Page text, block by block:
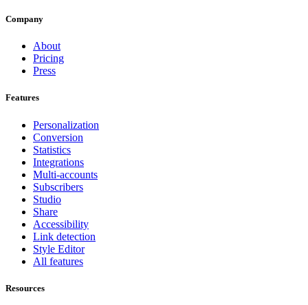
Company
About
Pricing
Press
Features
Personalization
Conversion
Statistics
Integrations
Multi-accounts
Subscribers
Studio
Share
Accessibility
Link detection
Style Editor
All features
Resources